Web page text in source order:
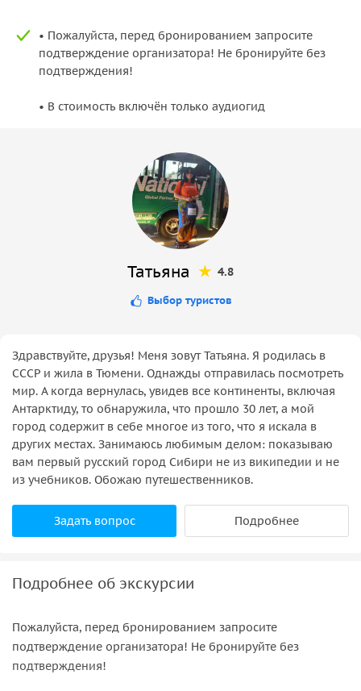
• Пожалуйста, перед бронированием запросите
подтверждение организатора! Не бронируйте без
подтверждения!
• В стоимость включён только аудиогид
Татьяна 4.8
Выбор туристов
Здравствуйте, друзья! Меня зовут Татьяна. Я родилась в
СССР и жила в Тюмени. Однажды отправилась посмотреть
мир. А когда вернулась, увидев все континенты, включая
Антарктиду, то обнаружила, что прошло 30 лет, а мой
город содержит в себе многое из того, что я искала в
других местах. Занимаюсь любимым делом: показываю
вам первый русский город Сибири не из википедии и не
из учебников. Обожаю путешественников.
Задать вопрос Подробнее
Подробнее об экскурсии
Пожалуйста, перед бронированием запросите
подтверждение организатора! Не бронируйте без
подтверждения!